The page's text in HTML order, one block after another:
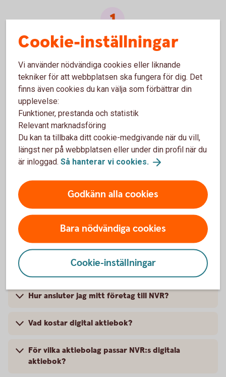
Enligt lag måste en aktiebok föras - den ligger till grund för
Den som underlåter att föra aktiebok riskerar böter eller
fängelsestraff.
Regelefterlevnad blir allt viktigare i takt med att bolag växer
eller ägarstruktur förändras.
Frågor och svar om NVR:s digitala
aktiebok
Vad är en aktiebok och varför är den viktig?
Hur ansluter jag mitt företag till NVR?
Vad kostar digital aktiebok?
För vilka aktiebolag passar NVR:s digitala
aktiebok?
Cookie-inställningar
Vi använder nödvändiga cookies eller liknande
tekniker för att webbplatsen ska fungera för dig. Det
finns även cookies du kan välja som förbättrar din
upplevelse:
Funktioner, prestanda och statistik
Relevant marknadsföring
Du kan ta tillbaka ditt cookie-medgivande när du vill,
längst ner på webbplatsen eller under din profil när du
är inloggad. Så hanterar vi cookies.
Godkänn alla cookies
Bara nödvändiga cookies
Cookie-inställningar